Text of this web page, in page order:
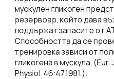
мускулен гликоген
резервоар, който дава
поддържат запасите от
Способността да се
тренировка зависи от
гликогена в мускула. (Eur.
Physiol. 46:47,1981.).